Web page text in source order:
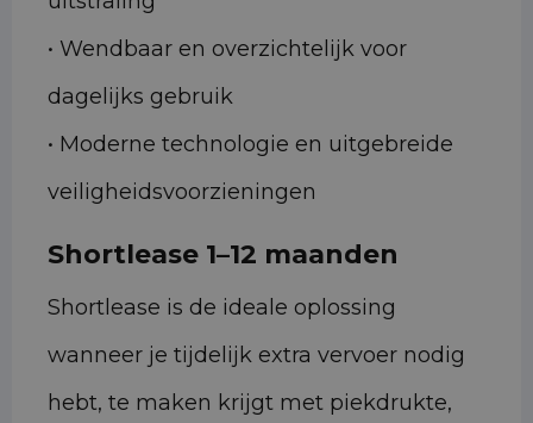
• Wendbaar en overzichtelijk voor
dagelijks gebruik
• Moderne technologie en uitgebreide
veiligheidsvoorzieningen
Shortlease 1–12 maanden
Shortlease is de ideale oplossing
wanneer je tijdelijk extra vervoer nodig
hebt, te maken krijgt met piekdrukte,